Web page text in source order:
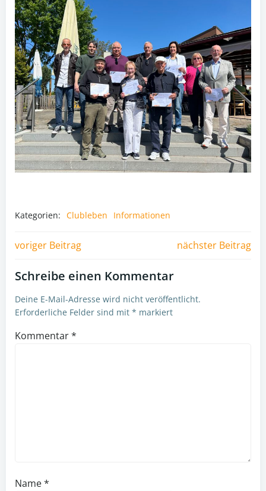
Kategorien: Clubleben Informationen
Post
navigation
voriger Beitrag
Post
navigation
nächster Beitrag
Schreibe einen Kommentar
Deine E-Mail-Adresse wird nicht veröffentlicht.
Erforderliche Felder sind mit * markiert
Kommentar*
Name*